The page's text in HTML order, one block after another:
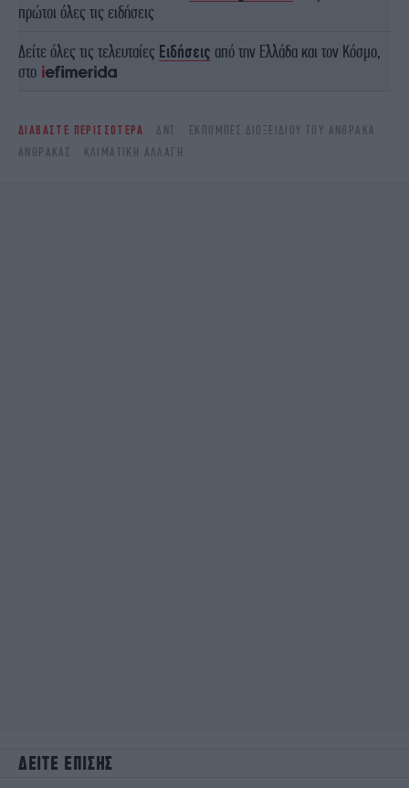
πρώτοι όλες τις ειδήσεις
Δείτε όλες τις τελευταίες Ειδήσεις από την Ελλάδα και τον Κόσμο,
στο
ΔΙΑΒΑΣΤΕ ΠΕΡΙΣΣΟΤΕΡΑ ΔΝΤ
ΕΚΠΟΜΠΈΣ ΔΙΟΞΕΙΔΊΟΥ ΤΟΥ ΆΝΘΡΑΚΑ
ΆΝΘΡΑΚΑΣ
ΚΛΙΜΑΤΙΚΉ ΑΛΛΑΓΉ
ΔΕΙΤΕ ΕΠΙΣΗΣ